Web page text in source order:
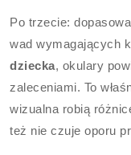
Po trzecie:
wad wymagających
dziecka, okulary
zaleceniami. To
wizualna robią
też nie czuje oporu